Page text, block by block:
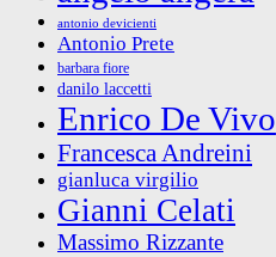
antonio devicienti
Antonio Prete
barbara fiore
danilo laccetti
Enrico De Vivo
Francesca Andreini
gianluca virgilio
Gianni Celati
Massimo Rizzante